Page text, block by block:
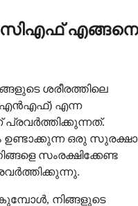
എങ്ങനെ
ശരീരത്തിലെ
എന്ന
പ്രവർത്തിക്കുന്നത്.
ഉണ്ടാക്കുന്ന ഒരു സുരക്ഷാ
സംരക്ഷിക്കേണ്ട
നിങ്ങളുടെ